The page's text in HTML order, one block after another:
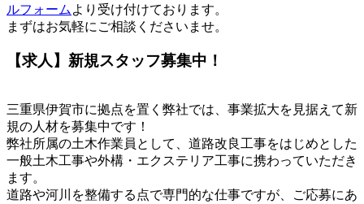
ルフォーム より受け付けております。
まずはお気軽にご相談くださいませ。
【求人】新規スタッフ募集中！
三重県伊賀市に拠点を置く弊社では、事業拡大を見据えて新
規の人材を募集中です！
弊社所属の土木作業員として、道路改良工事をはじめとした
一般土木工事や外構・エクステリア工事に携わっていただき
ます。
道路や河川を整備する点で専門的な仕事ですが、ご応募にあ